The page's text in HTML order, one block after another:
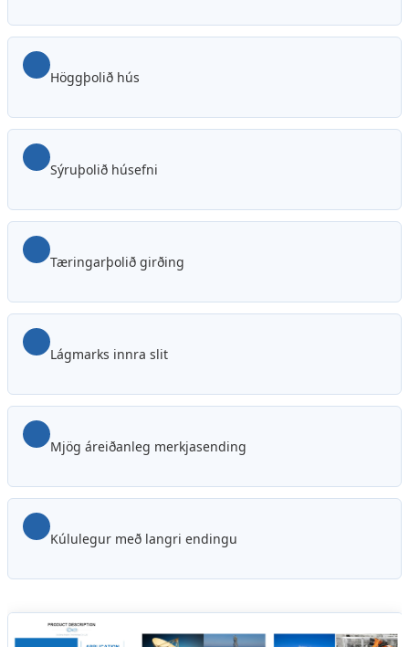
Höggþolið hús
Sýruþolið húsefni
Tæringarþolið girðing
Lágmarks innra slit
Mjög áreiðanleg merkjasending
Kúlulegur með langri endingu